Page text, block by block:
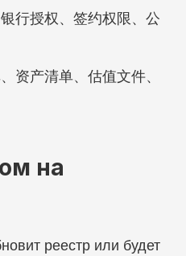
行授权、签约权限、公
资产清单、估值文件、
на
реестр или будет